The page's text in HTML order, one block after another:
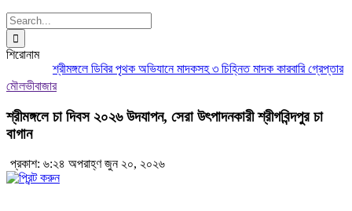
Search
for:
শিরোনাম
শ্রীমঙ্গলে ডিবির পৃথক অভিযানে মাদকসহ ৩ চিহ্নিত মাদক কারবারি গ্রেপ্তার
মৌলভীবাজার
শ্রীমঙ্গলে চা দিবস ২০২৬ উদযাপন, সেরা উৎপাদনকারী শ্রীগবিন্দপুর চা
বাগান
প্রকাশ: ৬:২৪ অপরাহ্ণ জুন ২০, ২০২৬